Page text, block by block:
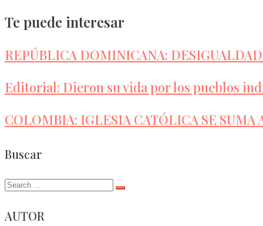
Te puede interesar
REPÚBLICA DOMINICANA:
Editorial: Dieron su vida por los pueblos
COLOMBIA: IGLESIA CATÓLICA SE SUMA
Buscar
Search
AUTOR